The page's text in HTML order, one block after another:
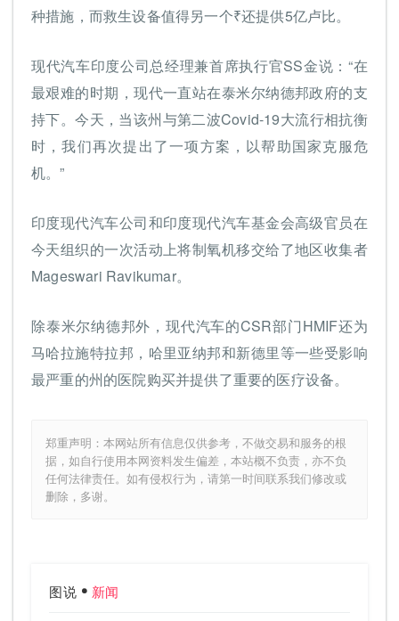
种措施，而救生设备值得另一个₹还提供5亿卢比。
现代汽车印度公司总经理兼首席执行官SS金说：“在
最艰难的时期，现代一直站在泰米尔纳德邦政府的支
持下。今天，当该州与第二波Covid-19大流行相抗衡
时，我们再次提出了一项方案，以帮助国家克服危
机。”
印度现代汽车公司和印度现代汽车基金会高级官员在
今天组织的一次活动上将制氧机移交给了地区收集者
Mageswari Ravikumar。
除泰米尔纳德邦外，现代汽车的CSR部门HMIF还为
马哈拉施特拉邦，哈里亚纳邦和新德里等一些受影响
最严重的州的医院购买并提供了重要的医疗设备。
郑重声明：本网站所有信息仅供参考，不做交易和服务的根
据，如自行使用本网资料发生偏差，本站概不负责，亦不负
任何法律责任。如有侵权行为，请第一时间联系我们修改或
删除，多谢。
图说 新闻